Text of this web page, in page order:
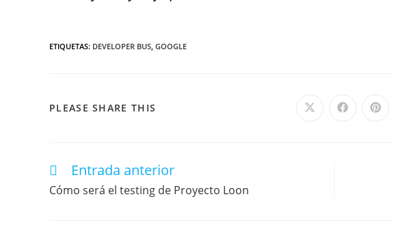
ETIQUETAS: DEVELOPER BUS, GOOGLE
PLEASE SHARE THIS
Entrada anterior
Cómo será el testing de Proyecto Loon